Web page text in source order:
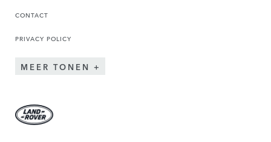
CONTACT
PRIVACY POLICY
MEER TONEN